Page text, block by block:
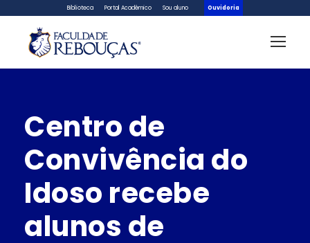
Biblioteca Portal Acadêmico Sou aluno Ouvidoria
Centro de
Convivência do
Idoso recebe
alunos de